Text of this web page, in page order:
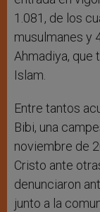
1.081, de los
musulmanes y
Ahmadiya, que
Islam.
Entre tantos
Bibi, una
noviembre de
Cristo ante
denunciaron
junto a la